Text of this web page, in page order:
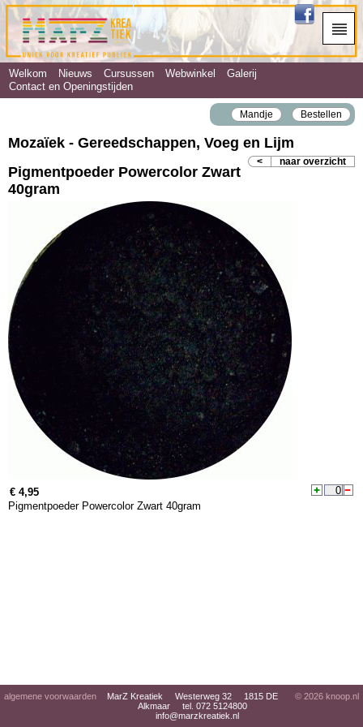
Welkom Nieuws Cursussen Webwinkel
Galerij
Contact en Openingstijden
Mandje Bestellen
Mozaïek - Gereedschappen, Voeg en Lijm
< naar overzicht
Pigmentpoeder Powercolor Zwart
40gram
€ 4,95
Pigmentpoeder Powercolor Zwart 40gram
algemene voorwaarden
MarZ Kreatiek Westerweg 32 1815 DE
Alkmaar tel. 072 5124800
info@marzkreatiek.nl
© 2026 knoop.nl